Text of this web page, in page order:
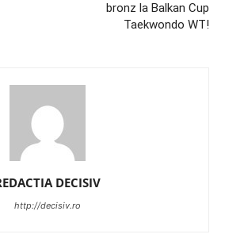
bronz la Balkan Cup
Taekwondo WT!
DECISIV
http://decisiv.ro